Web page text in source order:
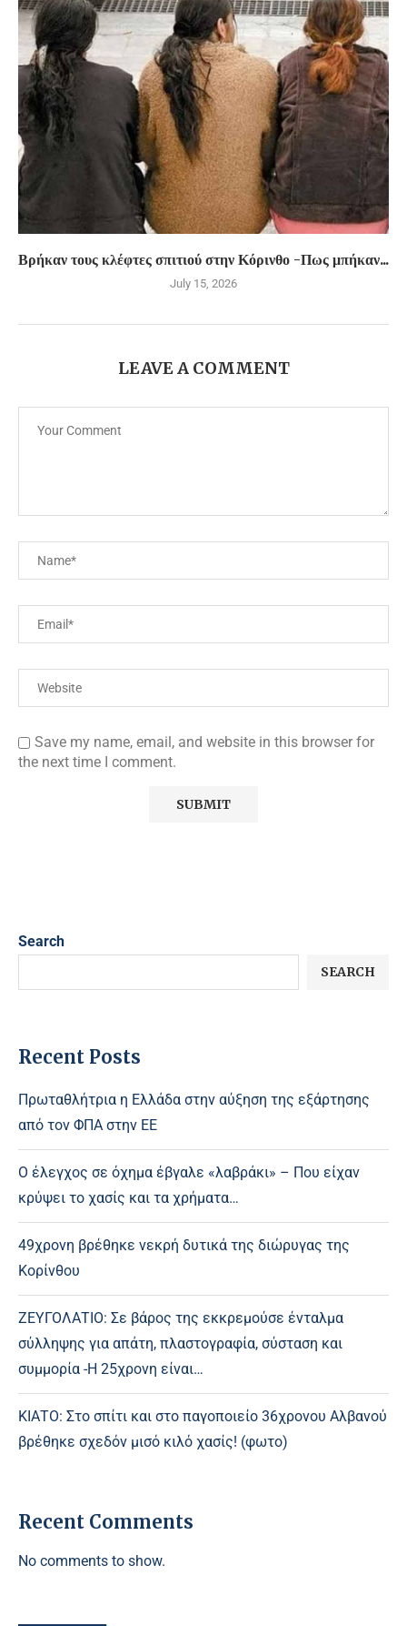
Βρήκαν τους κλέφτες σπιτιού στην Κόρινθο -Πως μπήκαν...
July 15, 2026
LEAVE A COMMENT
Save my name, email, and website in this browser for
the next time I comment.
Search
SEARCH
Recent Posts
Πρωταθλήτρια η Ελλάδα στην αύξηση της εξάρτησης
από τον ΦΠΑ στην ΕΕ
Ο έλεγχος σε όχημα έβγαλε «λαβράκι» – Που είχαν
κρύψει το χασίς και τα χρήματα…
49χρονη βρέθηκε νεκρή δυτικά της διώρυγας της
Κορίνθου
ΖΕΥΓΟΛΑΤΙΟ: Σε βάρος της εκκρεμούσε ένταλμα
σύλληψης για απάτη, πλαστογραφία, σύσταση και
συμμορία -Η 25χρονη είναι…
ΚΙΑΤΟ: Στο σπίτι και στο παγοποιείο 36χρονου Αλβανού
βρέθηκε σχεδόν μισό κιλό χασίς! (φωτο)
Recent Comments
No comments to show.